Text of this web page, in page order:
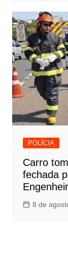
POLÍCIA
Carro
fechada
8 de